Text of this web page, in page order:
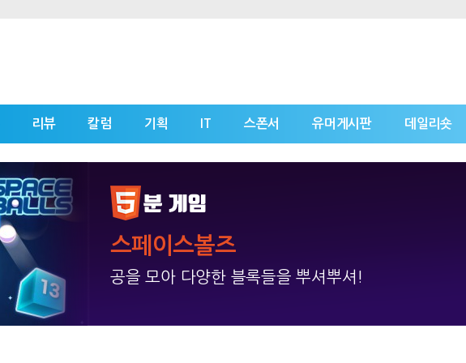
리뷰 칼럼 기획 IT 스폰서 유머게시판 데일리숏
스페이스볼즈
공을 모아 다양한 블록들을 뿌셔뿌셔!